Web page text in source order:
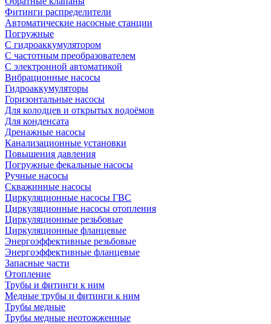
Фитинги распределители
Автоматические насосные станции
Погружные
С гидроаккумулятором
С частотным преобразователем
С электронной автоматикой
Вибрационные насосы
Гидроаккумуляторы
Горизонтальные насосы
Для колодцев и открытых водоёмов
Для конденсата
Дренажные насосы
Канализационные установки
Повышения давления
Погружные фекальные насосы
Ручные насосы
Скважинные насосы
Циркуляционные насосы ГВС
Циркуляционные насосы отопления
Циркуляционные резьбовые
Циркуляционные фланцевые
Энергоэффективные резьбовые
Энергоэффективные фланцевые
Запасные части
Отопление
Трубы и фитинги к ним
Медные трубы и фитинги к ним
Трубы медные
Трубы медные неотожженные